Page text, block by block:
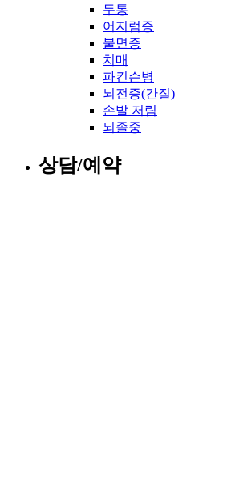
두통
어지럼증
불면증
치매
파킨슨병
뇌전증(간질)
손발 저림
뇌졸중
상담/예약